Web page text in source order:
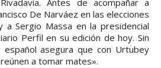
Antes de acompañar a
De Narváez en las elecciones
a Sergio Massa en la presidencial
Perfil en su edición de hoy. Sin
asegura que con Urtubey
a tomar mates».